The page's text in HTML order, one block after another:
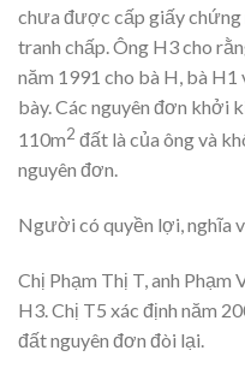
chưa được cấp giấy chứng
tranh chấp. Ông H3 cho
năm 1991 cho bà H, bà
bày. Các nguyên đơn khởi
110m2 đất là của ông và
nguyên đơn.
Người có quyền lợi, nghĩa
Chị Phạm Thị T, anh Phạm
H3. Chị T5 xác định năm
đất nguyên đơn đòi lại.